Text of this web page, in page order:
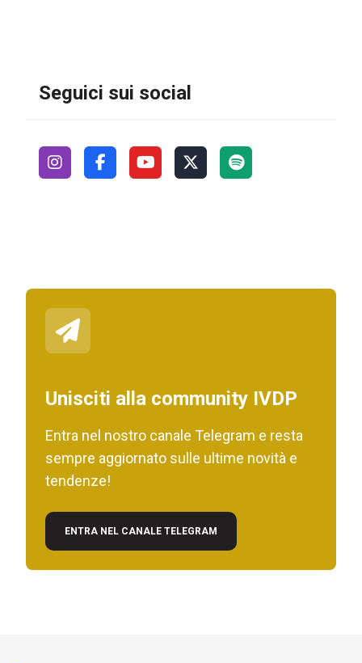
Seguici sui social
Unisciti alla community IVDP
Entra nel nostro canale Telegram e resta
sempre aggiornato sulle ultime novità e
tendenze!
ENTRA NEL CANALE TELEGRAM